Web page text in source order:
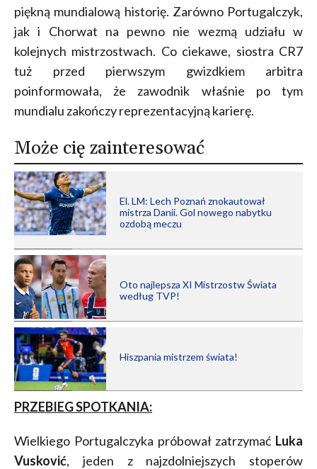
piękną mundialową historię. Zarówno Portugalczyk,
jak i Chorwat na pewno nie wezmą udziału w
kolejnych mistrzostwach. Co ciekawe, siostra CR7
tuż przed pierwszym gwizdkiem arbitra
poinformowała, że zawodnik właśnie po tym
mundialu zakończy reprezentacyjną karierę.
Może cię zainteresować
El. LM: Lech Poznań znokautował
mistrza Danii. Gol nowego nabytku
ozdobą meczu
Oto najlepsza XI Mistrzostw Świata
według TVP!
Hiszpania mistrzem świata!
PRZEBIEG SPOTKANIA:
Wielkiego Portugalczyka próbował zatrzymać Luka
Vusković, jeden z najzdolniejszych stoperów